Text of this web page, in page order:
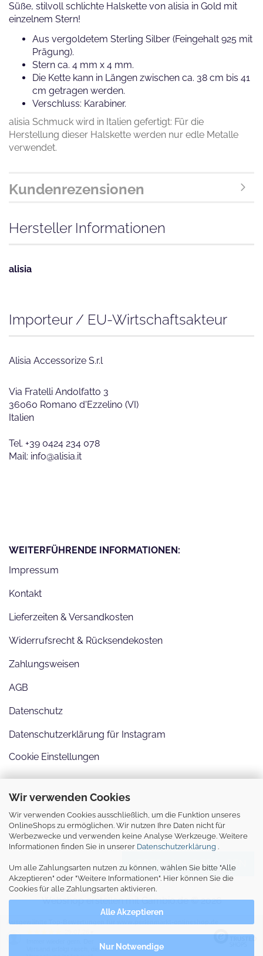
Wir verwenden Cookies
Wir verwenden Cookies ausschließlich, um die Funktion unseres
OnlineShops zu ermöglichen. Wir nutzen Ihre Daten nicht für
Werbezwecke und verwenden keine Analyse Werkzeuge. Weitere
Informationen finden Sie in unserer Datenschutzerklärung .
Um alle Zahlungsarten nutzen zu können, wählen Sie bitte "Alle
Akzeptieren" oder "Weitere Informationen". Hier können Sie die
Cookies für alle Zahlungsarten aktivieren.
Alle Akzeptieren
Nur Notwendige
Süße, stilvoll schlichte Halskette von alisia in Gold mit
einzelnem Stern!
Aus vergoldetem Sterling Silber (Feingehalt 925 mit
Prägung).
Stern ca. 4 mm x 4 mm.
Die Kette kann in Längen zwischen ca. 38 cm bis 41
cm getragen werden.
Verschluss: Karabiner.
alisia Schmuck wird in Italien gefertigt: Für die
Herstellung dieser Halskette werden nur edle Metalle
verwendet.
Kundenrezensionen
Hersteller Informationen
alisia
Importeur / EU-Wirtschaftsakteur
Alisia Accessorize S.r.l
Via Fratelli Andolfatto 3
36060 Romano d'Ezzelino (VI)
Italien
Tel. +39 0424 234 078
Mail: info@alisia.it
WEITERFÜHRENDE INFORMATIONEN:
Impressum
Kontakt
Lieferzeiten & Versandkosten
Widerrufsrecht & Rücksendekosten
Zahlungsweisen
AGB
Datenschutz
Datenschutzerklärung für Instagram
Cookie Einstellungen
VERTRAG WIDERRUFEN
Webshop erstellenmit Gambio.de © 2026
Ausgewählte Top-Bewertungen für www.perlenmarkt-onlineshop.de